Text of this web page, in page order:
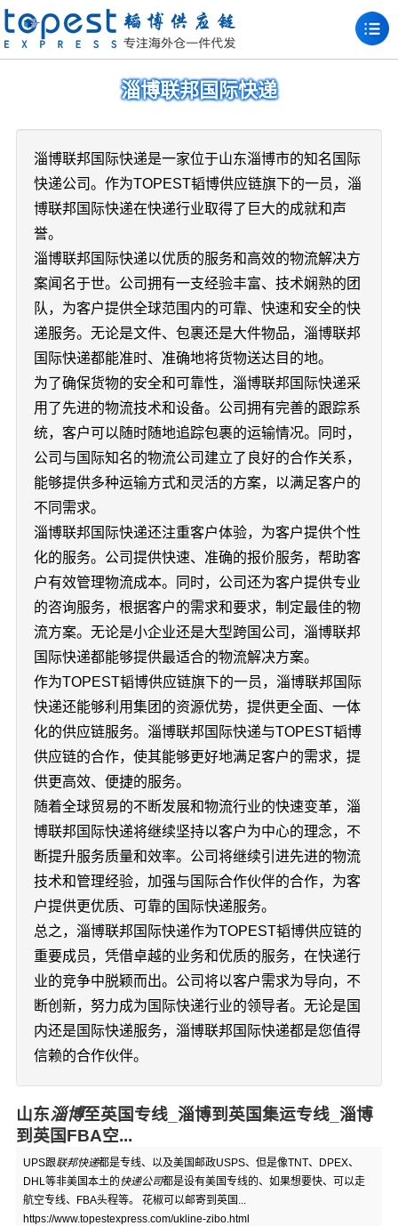
淄博联邦国际快递
淄博联邦国际快递是一家位于山东淄博市的知名国际
快递公司。作为TOPEST韬博供应链旗下的一员，淄
博联邦国际快递在快递行业取得了巨大的成就和声
誉。
淄博联邦国际快递以优质的服务和高效的物流解决方
案闻名于世。公司拥有一支经验丰富、技术娴熟的团
队，为客户提供全球范围内的可靠、快速和安全的快
递服务。无论是文件、包裹还是大件物品，淄博联邦
国际快递都能准时、准确地将货物送达目的地。
为了确保货物的安全和可靠性，淄博联邦国际快递采
用了先进的物流技术和设备。公司拥有完善的跟踪系
统，客户可以随时随地追踪包裹的运输情况。同时，
公司与国际知名的物流公司建立了良好的合作关系，
能够提供多种运输方式和灵活的方案，以满足客户的
不同需求。
淄博联邦国际快递还注重客户体验，为客户提供个性
化的服务。公司提供快速、准确的报价服务，帮助客
户有效管理物流成本。同时，公司还为客户提供专业
的咨询服务，根据客户的需求和要求，制定最佳的物
流方案。无论是小企业还是大型跨国公司，淄博联邦
国际快递都能够提供最适合的物流解决方案。
作为TOPEST韬博供应链旗下的一员，淄博联邦国际
快递还能够利用集团的资源优势，提供更全面、一体
化的供应链服务。淄博联邦国际快递与TOPEST韬博
供应链的合作，使其能够更好地满足客户的需求，提
供更高效、便捷的服务。
随着全球贸易的不断发展和物流行业的快速变革，淄
博联邦国际快递将继续坚持以客户为中心的理念，不
断提升服务质量和效率。公司将继续引进先进的物流
技术和管理经验，加强与国际合作伙伴的合作，为客
户提供更优质、可靠的国际快递服务。
总之，淄博联邦国际快递作为TOPEST韬博供应链的
重要成员，凭借卓越的业务和优质的服务，在快递行
业的竞争中脱颖而出。公司将以客户需求为导向，不
断创新，努力成为国际快递行业的领导者。无论是国
内还是国际快递服务，淄博联邦国际快递都是您值得
信赖的合作伙伴。
山东淄博至英国专线_淄博到英国集运专线_淄博
到英国FBA空...
UPS跟联邦快递都是专线、以及美国邮政USPS、但是像TNT、DPEX、
DHL等非美国本土的快递公司都是设有美国专线的、如果想要快、可以走
航空专线、FBA头程等。 花椒可以邮寄到英国...
https://www.topestexpress.com/ukline-zibo.html